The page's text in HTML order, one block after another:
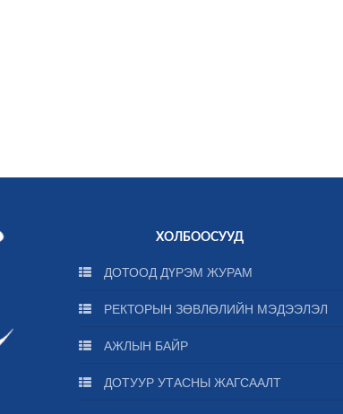
ХОЛБООСУУД
ДОТООД ДҮРЭМ ЖУРАМ
РЕКТОРЫН ЗӨВЛӨЛИЙН МЭДЭЭЛЭЛ
АЖЛЫН БАЙР
ДОТУУР УТАСНЫ ЖАГСААЛТ